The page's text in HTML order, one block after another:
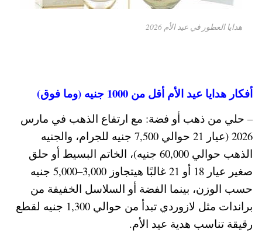
هدايا العطور في عيد الأم 2026
أفكار هدايا عيد الأم أقل من 1000 جنيه (وما فوق)
– حلي من ذهب أو فضة: مع ارتفاع الذهب في مارس
2026 (عيار 21 حوالي 7,500 جنيه للجرام، والجنيه
الذهب حوالي 60,000 جنيه)، الخاتم البسيط أو حلق
صغير عيار 18 أو 21 غالبًا هيتجاوز 3,000–5,000 جنيه
حسب الوزن، بينما الفضة أو السلاسل الخفيفة من
براندات مثل لازوردي تبدأ من حوالي 1,300 جنيه لقطع
رقيقة تناسب هدية عيد الأم.